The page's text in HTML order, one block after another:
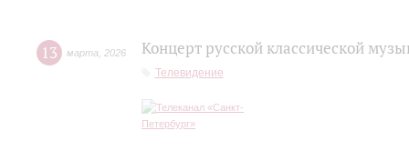
13 марта 2026 Концерт русской классической
Телевидение